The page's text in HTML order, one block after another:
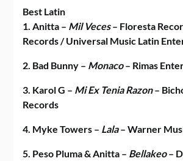
Best Latin
1. Anitta – Mil Veces– Floresta
Records / Universal Music Latin
2. Bad Bunny – Monaco– Rimas
3. Karol G – Mi Ex Tenia Razon–
Records
4. Myke Towers – Lala– Warner
5. Peso Pluma & Anitta – Bellakeo–